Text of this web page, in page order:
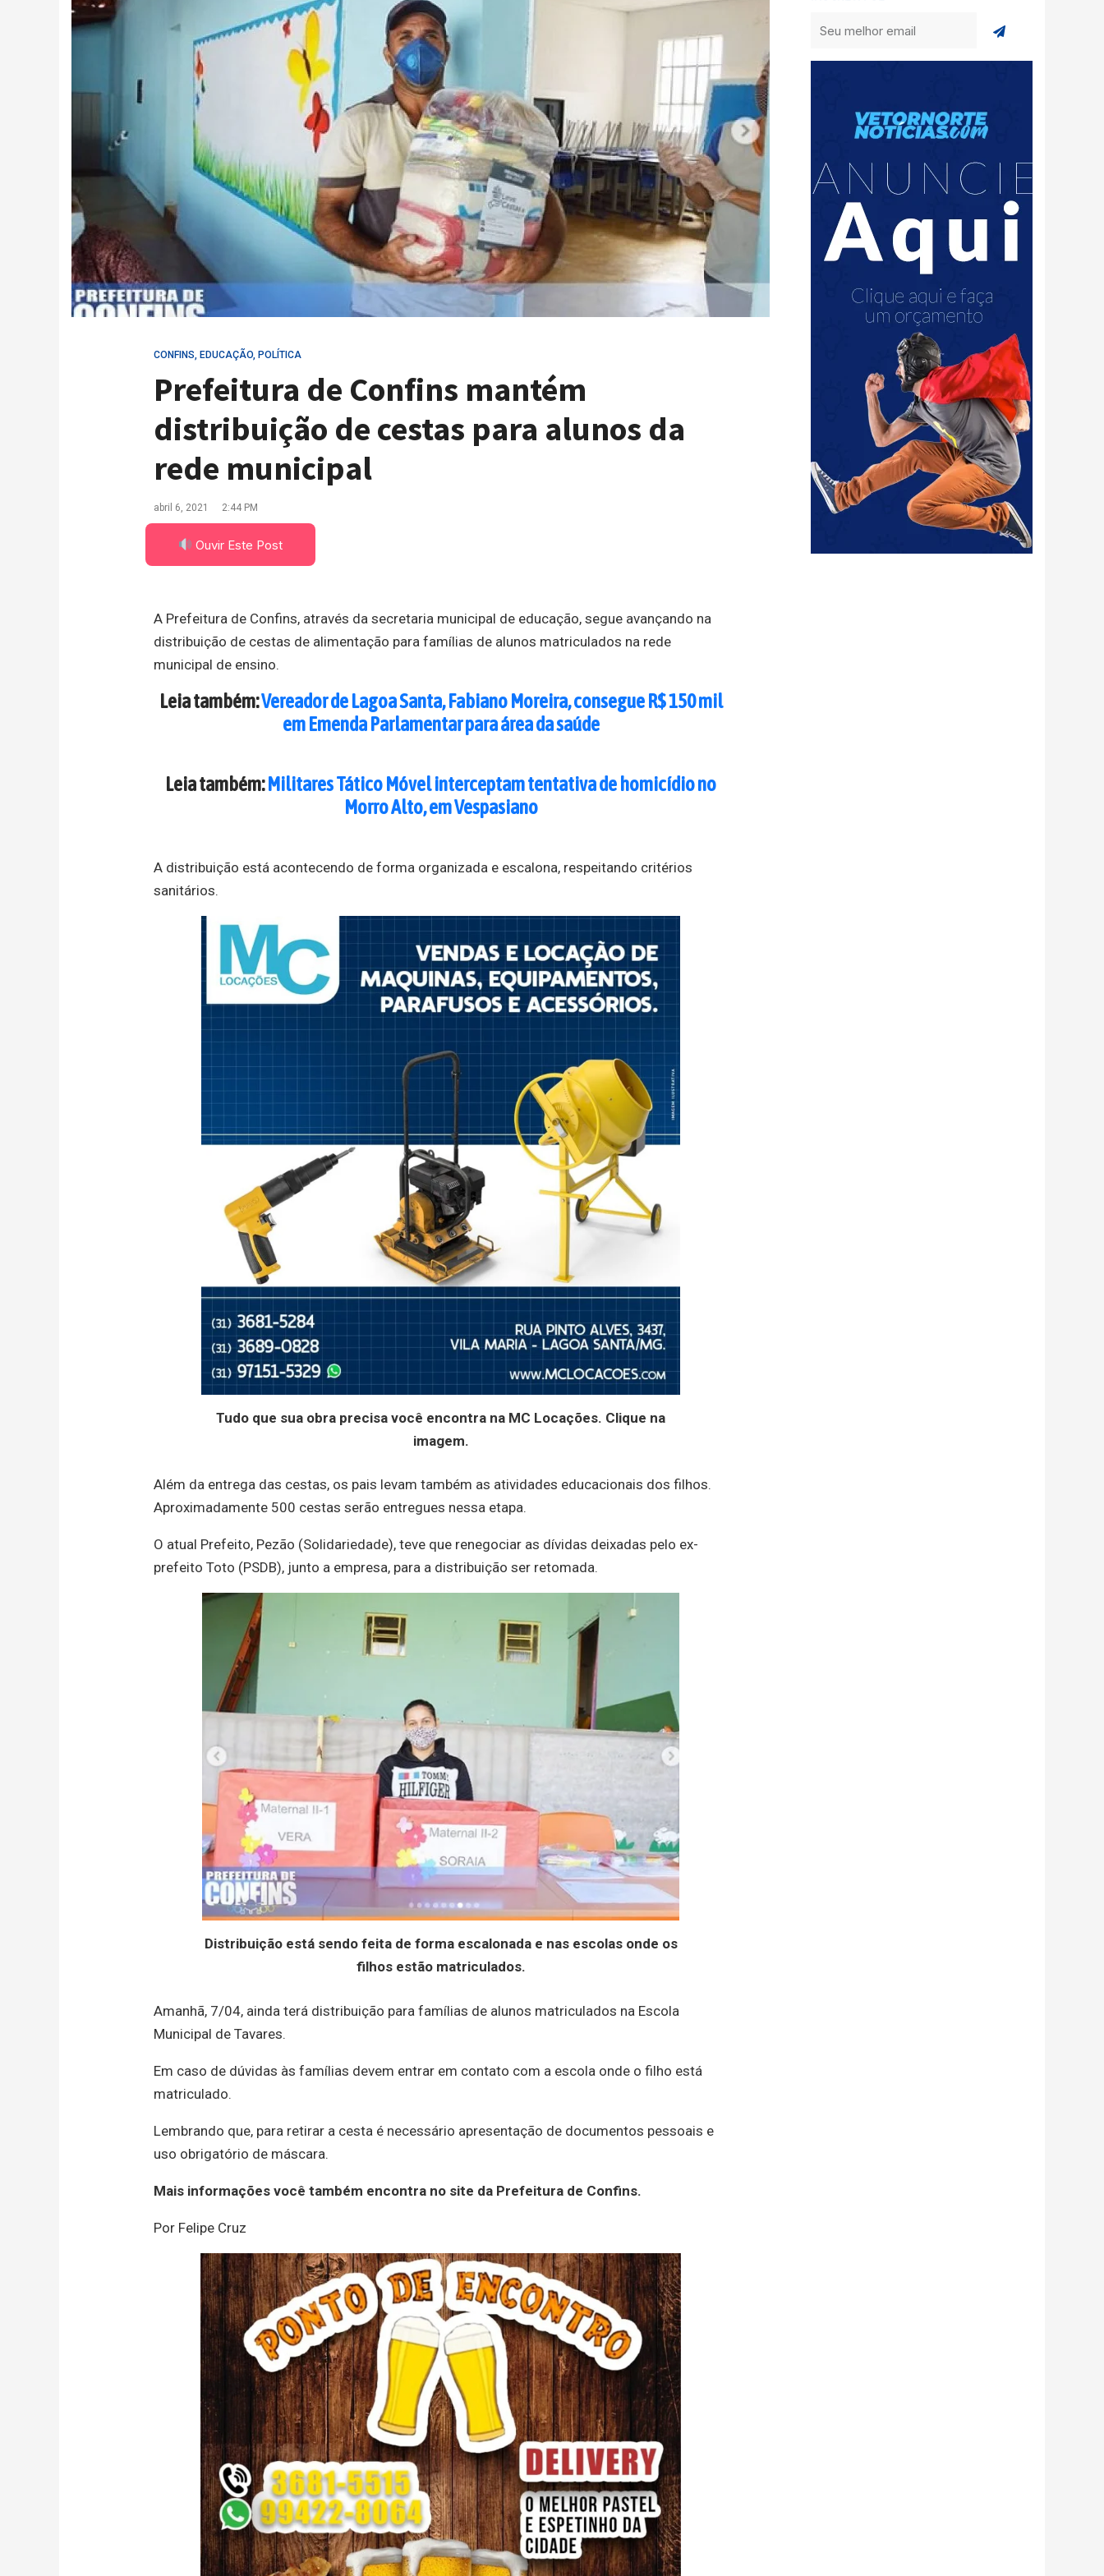
CONFINS, EDUCAÇÃO, POLÍTICA
Prefeitura de Confins mantém
distribuição de cestas para alunos da
rede municipal
abril 6, 2021 2:44 PM
Ouvir Este Post
A Prefeitura de Confins, através da secretaria municipal de educação, segue avançando na
distribuição de cestas de alimentação para famílias de alunos matriculados na rede
municipal de ensino.
Leia também:Vereador de Lagoa Santa, Fabiano Moreira, consegue R$ 150 mil
em Emenda Parlamentar para área da saúde
Leia também:Militares Tático Móvel interceptam tentativa de homicídio no
Morro Alto, em Vespasiano
A distribuição está acontecendo de forma organizada e escalona, respeitando critérios
sanitários.
Tudo que sua obra precisa você encontra na MC Locações. Clique na
imagem.
Além da entrega das cestas, os pais levam também as atividades educacionais dos filhos.
Aproximadamente 500 cestas serão entregues nessa etapa.
O atual Prefeito, Pezão (Solidariedade), teve que renegociar as dívidas deixadas pelo ex-
prefeito Toto (PSDB), junto a empresa, para a distribuição ser retomada.
Distribuição está sendo feita de forma escalonada e nas escolas onde os
filhos estão matriculados.
Amanhã, 7/04, ainda terá distribuição para famílias de alunos matriculados na Escola
Municipal de Tavares.
Em caso de dúvidas às famílias devem entrar em contato com a escola onde o filho está
matriculado.
Lembrando que, para retirar a cesta é necessário apresentação de documentos pessoais e
uso obrigatório de máscara.
Mais informações você também encontra no site da Prefeitura de Confins.
Por Felipe Cruz